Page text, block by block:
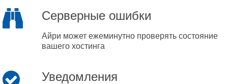
Серверные ошибки
Айри может ежеминутно проверять состояние
вашего хостинга
Уведомления